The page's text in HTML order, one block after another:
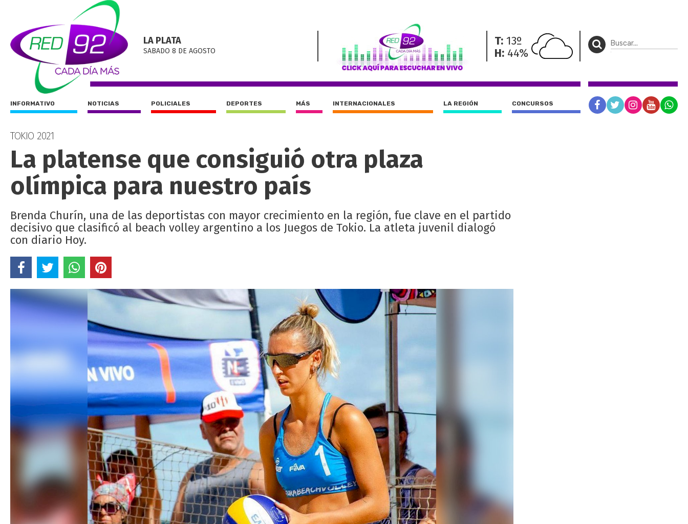
LA PLATA
SABADO 8 DE AGOSTO
T: 13º
H: 44%
INFORMATIVO NOTICIAS POLICIALES DEPORTES MÁS INTERNACIONALES LA REGIÓN CONCURSOS
TOKIO 2021
La platense que consiguió otra plaza
olímpica para nuestro país
Brenda Churín, una de las deportistas con mayor crecimiento en la región, fue clave en el partido
decisivo que clasificó al beach volley argentino a los Juegos de Tokio. La atleta juvenil dialogó
con diario Hoy.